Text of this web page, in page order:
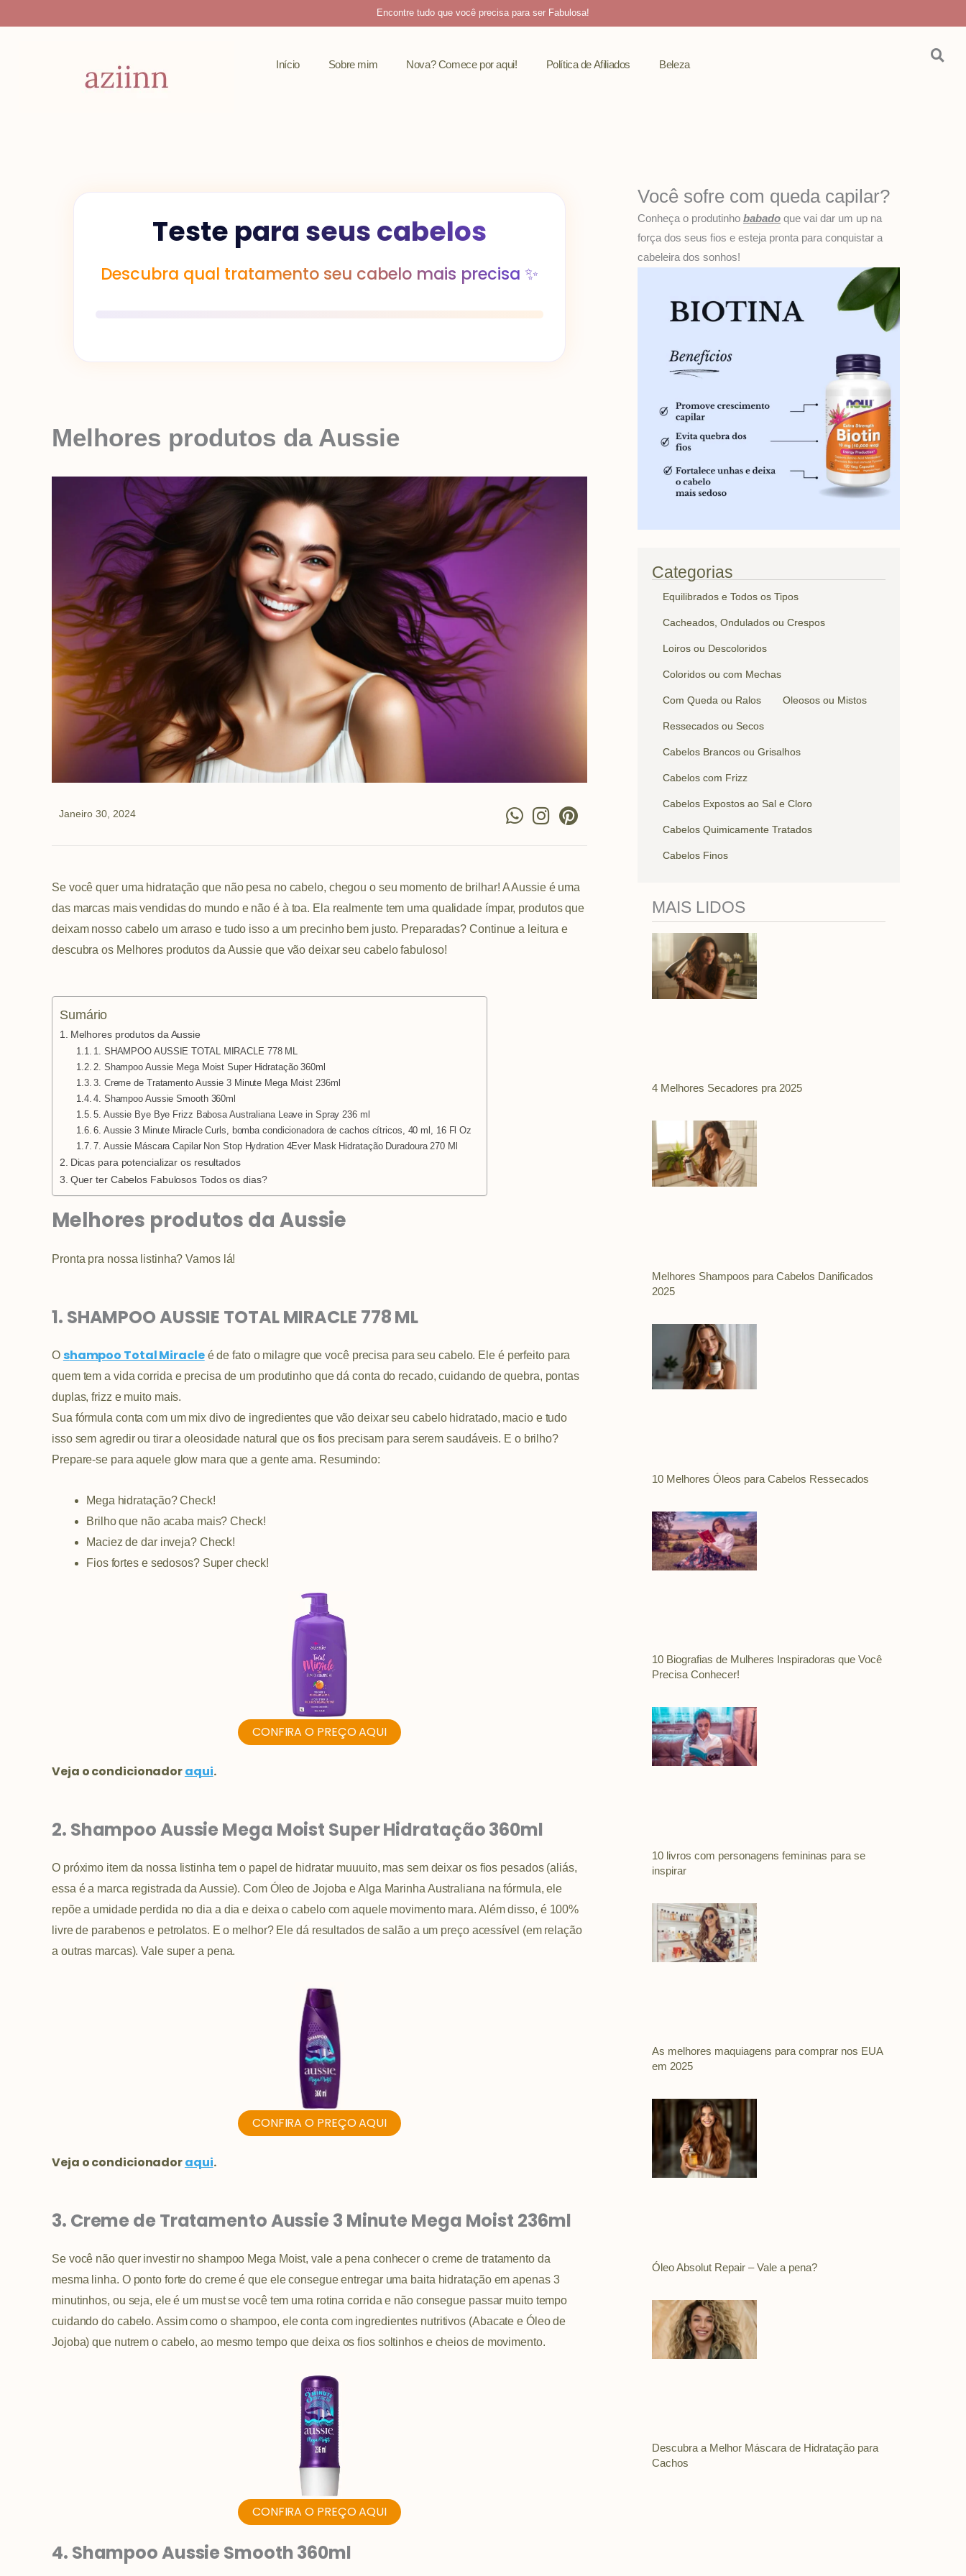
para
Encontre tudo que você precisa para ser Fabulosa!
Início Sobre mim Nova? Comece por aqui! Política de Afiliados Beleza
Teste para seus cabelos
Descubra qual tratamento seu cabelo mais precisa ✨
Melhores produtos da Aussie
Janeiro 30, 2024
W
s
a
p
I
a
g
r
P
i
e
r
e
Se você quer uma hidratação que não pesa no cabelo, chegou o seu momento de brilhar! A Aussie é uma
das marcas mais vendidas do mundo e não é à toa. Ela realmente tem uma qualidade ímpar, produtos que
deixam nosso cabelo um arraso e tudo isso a um precinho bem justo. Preparadas? Continue a leitura e
descubra os Melhores produtos da Aussie que vão deixar seu cabelo fabuloso!
Sumário
Melhores produtos da Aussie
1. SHAMPOO AUSSIE TOTAL MIRACLE 778 ML
2. Shampoo Aussie Mega Moist Super Hidratação 360ml
3. Creme de Tratamento Aussie 3 Minute Mega Moist 236ml
4. Shampoo Aussie Smooth 360ml
5. Aussie Bye Bye Frizz Babosa Australiana Leave in Spray 236 ml
6. Aussie 3 Minute Miracle Curls, bomba condicionadora de cachos cítricos, 40 ml, 16 Fl Oz
7. Aussie Máscara Capilar Non Stop Hydration 4Ever Mask Hidratação Duradoura 270 Ml
Dicas para potencializar os resultados
Quer ter Cabelos Fabulosos Todos os dias?
Melhores produtos da Aussie
Pronta pra nossa listinha? Vamos lá!
1. SHAMPOO AUSSIE TOTAL MIRACLE 778 ML
O shampoo Total Miracleé de fato o milagre que você precisa para seu cabelo. Ele é perfeito para
quem tem a vida corrida e precisa de um produtinho que dá conta do recado, cuidando de quebra, pontas
duplas, frizz e muito mais.
Sua fórmula conta com um mix divo de ingredientes que vão deixar seu cabelo hidratado, macio e tudo
isso sem agredir ou tirar a oleosidade natural que os fios precisam para serem saudáveis. E o brilho?
Prepare-se para aquele glow mara que a gente ama. Resumindo:
Mega hidratação? Check!
Brilho que não acaba mais? Check!
Maciez de dar inveja? Check!
Fios fortes e sedosos? Super check!
CONFIRA O PREÇO AQUI
Veja o condicionadoraqui.
2. Shampoo Aussie Mega Moist Super Hidratação 360ml
O próximo item da nossa listinha tem o papel de hidratar muuuito, mas sem deixar os fios pesados (aliás,
essa é a marca registrada da Aussie). Com Óleo de Jojoba e Alga Marinha Australiana na fórmula, ele
repõe a umidade perdida no dia a dia e deixa o cabelo com aquele movimento mara. Além disso, é 100%
livre de parabenos e petrolatos. E o melhor? Ele dá resultados de salão a um preço acessível (em relação
a outras marcas). Vale super a pena.
CONFIRA O PREÇO AQUI
Veja o condicionadoraqui.
3. Creme de Tratamento Aussie 3 Minute Mega Moist 236ml
Se você não quer investir no shampoo Mega Moist, vale a pena conhecer o creme de tratamento da
mesma linha. O ponto forte do creme é que ele consegue entregar uma baita hidratação em apenas 3
minutinhos, ou seja, ele é um must se você tem uma rotina corrida e não consegue passar muito tempo
cuidando do cabelo. Assim como o shampoo, ele conta com ingredientes nutritivos (Abacate e Óleo de
Jojoba) que nutrem o cabelo, ao mesmo tempo que deixa os fios soltinhos e cheios de movimento.
CONFIRA O PREÇO AQUI
4. Shampoo Aussie Smooth 360ml
Você sofre com queda capilar?
Conheça o produtinho babadoque vai dar um up na
força dos seus fios e esteja pronta para conquistar a
cabeleira dos sonhos!
Categorias
Equilibrados e Todos os Tipos
Cacheados, Ondulados ou Crespos
Loiros ou Descoloridos
Coloridos ou com Mechas
Com Queda ou Ralos Oleosos ou Mistos
Ressecados ou Secos
Cabelos Brancos ou Grisalhos
Cabelos com Frizz
Cabelos Expostos ao Sal e Cloro
Cabelos Quimicamente Tratados
Cabelos Finos
MAIS LIDOS
4 Melhores Secadores pra 2025
Melhores Shampoos para Cabelos Danificados
2025
10 Melhores Óleos para Cabelos Ressecados
10 Biografias de Mulheres Inspiradoras que Você
Precisa Conhecer!
10 livros com personagens femininas para se
inspirar
As melhores maquiagens para comprar nos EUA
em 2025
Óleo Absolut Repair – Vale a pena?
Descubra a Melhor Máscara de Hidratação para
Cachos